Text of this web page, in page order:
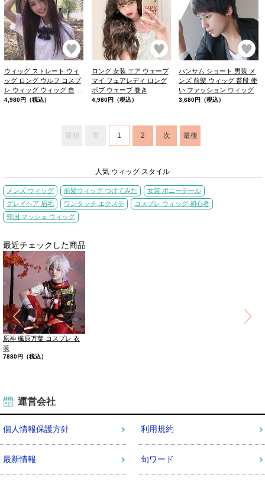
お気に入り
ウィッグ ストレート ウィ
ッグ ロング ウルフ コスプ
レ ウィッグ ウィッグ 自然
韓国 女子
4,980円（税込）
お気に入り
ロング 女装 エア ウェーブ
マイ フェアレディ ロング
ボブ ウェーブ 巻き
4,980円（税込）
お
ハンサム ショート 男装 メ
ンズ 前髪 ウィッグ 普段 使
い ファッション ウィッグ
3,680円（税込）
最初 前 1 2 次 最後
人気 ウィッグ スタイル
メンズ ウィッグ 前髪ウィッグ つけてみた
女装 ポニーテール
グレイヘア 眉毛
ワンタッチ エクステ
コスプレ ウィッグ 初心者
韓国 マッシュ ウィッグ
最近チェックした商品
ハンサム ショート ショート
ウィッグ レディース ショー
ト
運営会社
個人情報保護方針 利用規約
最新情報 旬ワード